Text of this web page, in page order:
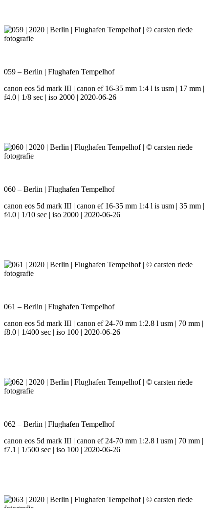
059 – Berlin | Flughafen Tempelhof
canon eos 5d mark III | canon ef 16-35 mm 1:4 l is usm | 17 mm |
f4.0 | 1/8 sec | iso 2000 | 2020-06-26
060 – Berlin | Flughafen Tempelhof
canon eos 5d mark III | canon ef 16-35 mm 1:4 l is usm | 35 mm |
f4.0 | 1/10 sec | iso 2000 | 2020-06-26
061 – Berlin | Flughafen Tempelhof
canon eos 5d mark III | canon ef 24-70 mm 1:2.8 l usm | 70 mm |
f8.0 | 1/400 sec | iso 100 | 2020-06-26
062 – Berlin | Flughafen Tempelhof
canon eos 5d mark III | canon ef 24-70 mm 1:2.8 l usm | 70 mm |
f7.1 | 1/500 sec | iso 100 | 2020-06-26